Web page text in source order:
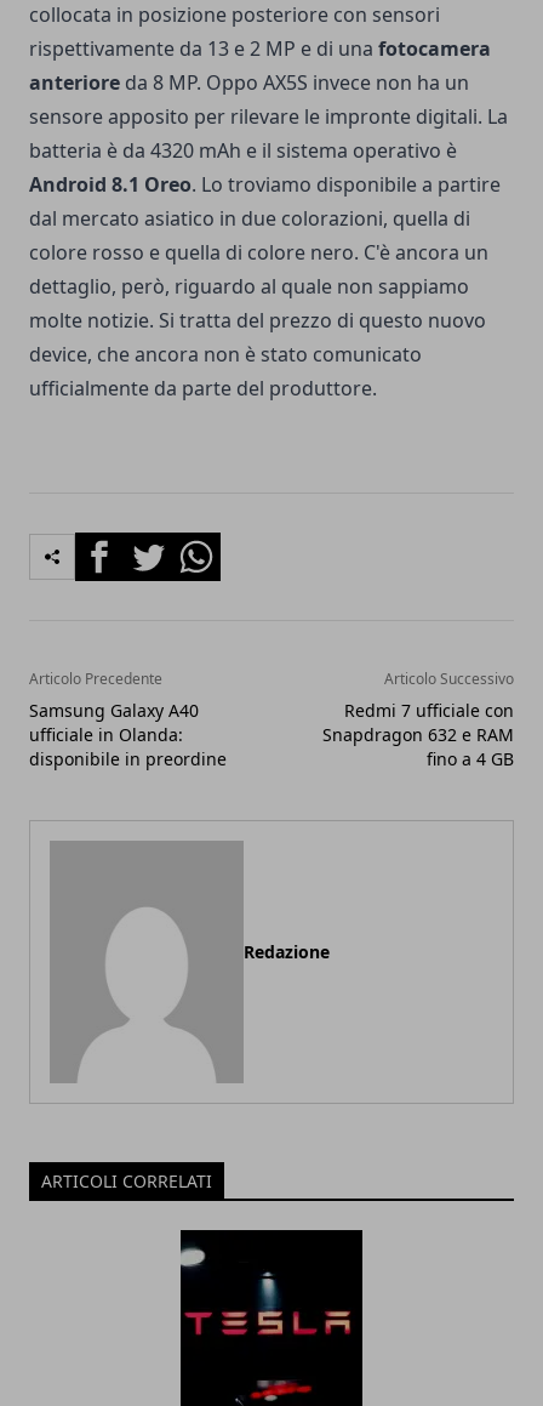
collocata in posizione posteriore con sensori
rispettivamente da 13 e 2 MP e di una fotocamera
anteriore da 8 MP. Oppo AX5S invece non ha un
sensore apposito per rilevare le impronte digitali. La
batteria è da 4320 mAh e il sistema operativo è
Android 8.1 Oreo. Lo troviamo disponibile a partire
dal mercato asiatico in due colorazioni, quella di
colore rosso e quella di colore nero. C'è ancora un
dettaglio, però, riguardo al quale non sappiamo
molte notizie. Si tratta del prezzo di questo nuovo
device, che ancora non è stato comunicato
ufficialmente da parte del produttore.
FacebookTwitterWhatsapp
Articolo Precedente
Samsung Galaxy A40
ufficiale in Olanda:
disponibile in preordine
Articolo Successivo
Redmi 7 ufficiale con
Snapdragon 632 e RAM
fino a 4 GB
Redazione
ARTICOLI CORRELATI